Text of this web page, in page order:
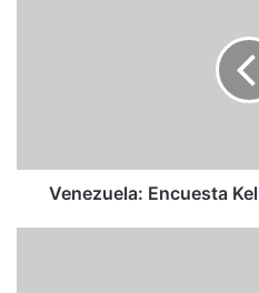
Venezuela: Encuesta